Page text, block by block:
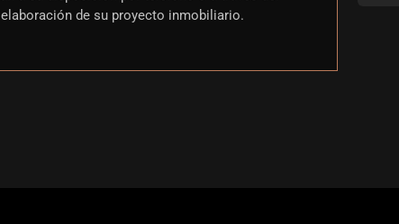
de su proyecto inmobiliario.